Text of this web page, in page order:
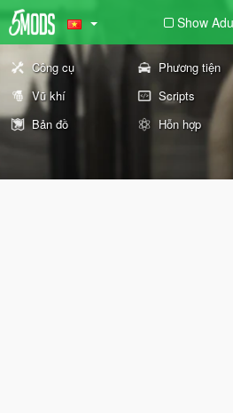
Show
Công cụ Phương tiện
Vũ khí
Scripts
Bản đồ
Hỗn hợp